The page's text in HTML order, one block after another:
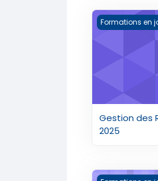
Gestion des
Formations en
Gestion des
2025